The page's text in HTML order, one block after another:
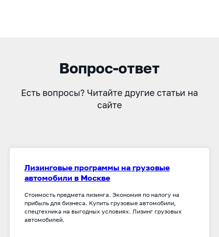
Вопрос-ответ
Есть вопросы? Читайте другие статьи на
сайте
Лизинговые программы на грузовые
автомобили в Москве
Стоимость предмета лизинга. Экономия по налогу на
прибыль для бизнеса. Купить грузовые автомобили,
спецтехника на выгодных условиях. Лизинг грузовых
автомобилей.